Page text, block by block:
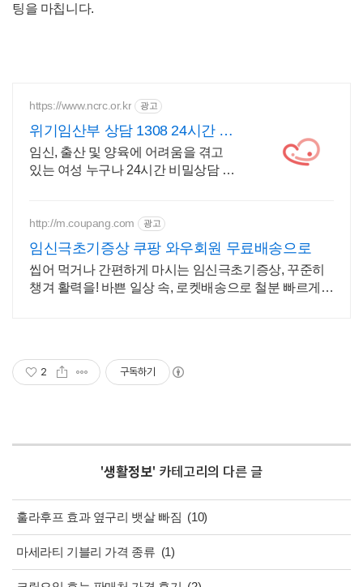
팅을 마칩니다.
https://www.ncrc.or.kr 광고
위기임산부 상담 1308 24시간 비
밀상담
임신, 출산 및 양육에 어려움을 겪고
있는 여성 누구나 24시간 비밀상담 지
http://m.coupang.com 광고
임신극초기증상 쿠팡 와우회원 무료배송으로
씹어 먹거나 간편하게 마시는 임신극초기증상, 꾸준히
챙겨 활력을! 바쁜 일상 속, 로켓배송으로 철분 빠르게
2 구독하기
'생활정보' 카테고리의 다른 글
훌라후프 효과 옆구리 뱃살 빠짐 (10)
마세라티 기블리 가격 종류 (1)